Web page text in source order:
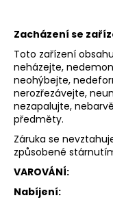
Zacházení se
Toto zařízení
neházejte,
neohýbejte,
nerozřezávejte,
nezapalujte,
předměty.
Záruka se
způsobené
VAROVÁNÍ:
Nabíjení: